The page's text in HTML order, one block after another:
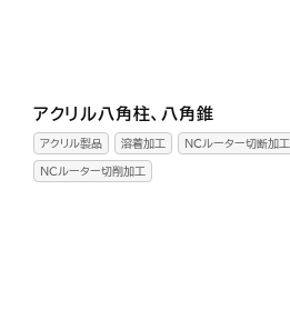
アクリル八角柱、八角錐
アクリル製品 溶着加工 NCルーター切断加工
ＮＣルーター切削加工